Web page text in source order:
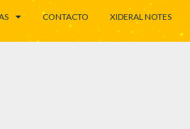
CONTACTO XIDERAL NOTES